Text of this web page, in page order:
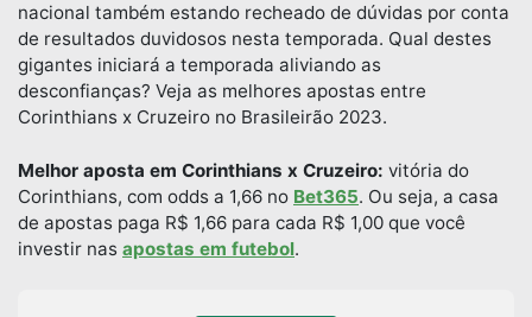
nacional também estando recheado de dúvidas por conta
de resultados duvidosos nesta temporada. Qual destes
gigantes iniciará a temporada aliviando as
desconfianças? Veja as melhores apostas entre
Corinthians x Cruzeiro no Brasileirão 2023.
Melhor aposta em Corinthians x Cruzeiro: vitória do
Corinthians, com odds a 1,66 no Bet365. Ou seja, a casa
de apostas paga R$ 1,66 para cada R$ 1,00 que você
investir nas apostas em futebol.